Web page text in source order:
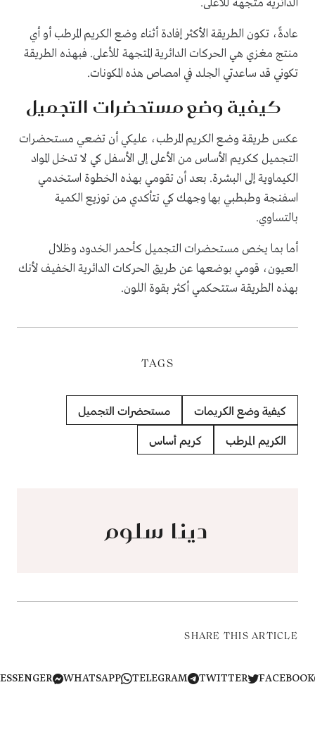
الدائرية متجهة للأعلى.
عادةً، تكون الطريقة الأكثر إفادة أثناء وضع الكريم المرطب أو أي
منتج مغزي هي الحركات الدائرية المتجهة للأعلى. فبهذه الطريقة
تكوني قد ساعدتي الجلد في امصاص هذه المكونات.
كيفية وضع مستحضرات التجميل
عكس طريقة وضع الكريم المرطب، عليكي أن تضعي مستحضرات
التجميل ككريم الأساس من الأعلى إلى الأسفل كي لا تدخل المواد
الكيماوية إلى البشرة. بعد أن تقومي بهذه الخطوة استخدمي
اسفنجة وطبطبي بها وجهك كي تتأكدي من توزيع الكمية
بالتساوي.
أما بما يخص مستحضرات التجميل كأحمر الخدود وظلال
العيون، قومي بوضعها عن طريق الحركات الدائرية الخفيف لأنك
بهذه الطريقة ستتحكمي أكثر بقوة اللون.
TAGS
كيفية وضع الكريمات مستحضرات التجميل
الكريم المرطب كريم أساس
دينا سلوم
SHARE THIS ARTICLE
TWITTER
TELEGRAM
WHATSAPP
MESSENGER